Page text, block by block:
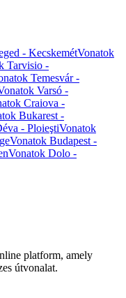
- KecskemétVonatok
Tarvisio -
Temesvár -
Varsó -
Craiova -
Bukarest -
- PloieştiVonatok
Vonatok Budapest -
Vonatok Dolo -
platform, amely
útvonalat.